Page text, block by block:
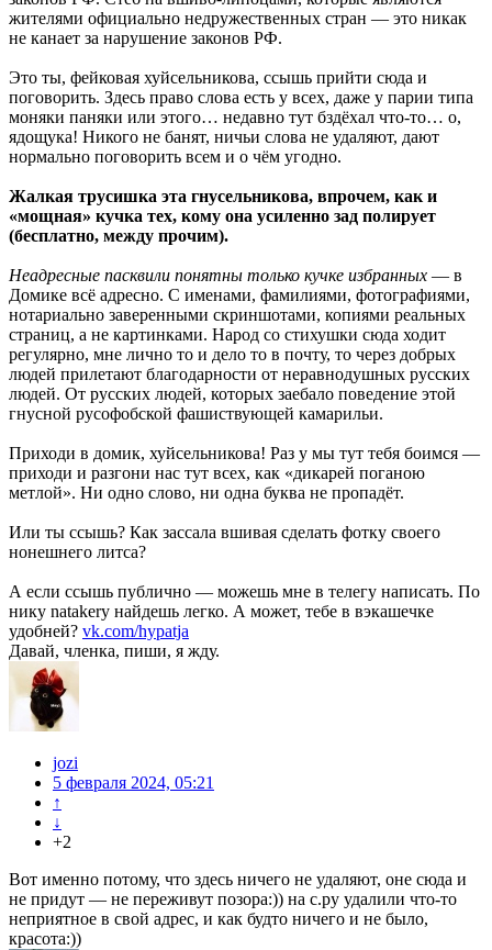
жителями официально недружественных стран — это никак
не канает за нарушение законов РФ.
Это ты, фейковая хуйсельникова, ссышь прийти сюда и
поговорить. Здесь право слова есть у всех, даже у парии типа
моняки паняки или этого… недавно тут бздёхал что-то… о,
ядощука! Никого не банят, ничьи слова не удаляют, дают
нормально поговорить всем и о чём угодно.
Жалкая трусишка эта гнусельникова, впрочем, как и
«мощная» кучка тех, кому она усиленно зад полирует
(бесплатно, между прочим).
Неадресные пасквили понятны только кучке избранных — в
Домике всё адресно. С именами, фамилиями, фотографиями,
нотариально заверенными скриншотами, копиями реальных
страниц, а не картинками. Народ со стихушки сюда ходит
регулярно, мне лично то и дело то в почту, то через добрых
людей прилетают благодарности от неравнодушных русских
людей. От русских людей, которых заебало поведение этой
гнусной русофобской фашиствующей камарильи.
Приходи в домик, хуйсельникова! Раз у мы тут тебя боимся —
приходи и разгони нас тут всех, как «дикарей поганою
метлой». Ни одно слово, ни одна буква не пропадёт.
Или ты ссышь? Как зассала вшивая сделать фотку своего
нонешнего литса?
А если ссышь публично — можешь мне в телегу написать. По
нику natakery найдешь легко. А может, тебе в вэкашечке
удобней? vk.com/hypatja
Давай, членка, пиши, я жду.
jozi
5 февраля 2024, 05:21
↑
↓
+2
Вот именно потому, что здесь ничего не удаляют, оне сюда и
не придут — не переживут позора:)) на с.ру удалили что-то
неприятное в свой адрес, и как будто ничего и не было,
красота:))